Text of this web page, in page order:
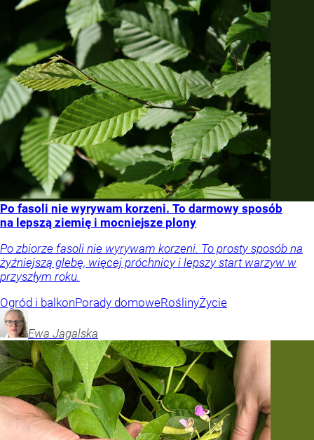
Po fasoli nie wyrywam korzeni. To darmowy sposób
na lepszą ziemię i mocniejsze plony
Po zbiorze fasoli nie wyrywam korzeni. To prosty sposób na
żyźniejszą glebę, więcej próchnicy i lepszy start warzyw w
przyszłym roku.
Ogród i balkonPorady domoweRoślinyŻycie
Ewa Jagalska